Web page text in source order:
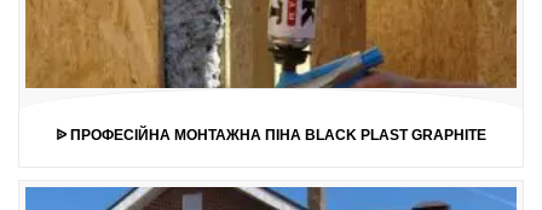
ᐉ ПРОФЕСІЙНА МОНТАЖНА ПІНА BLACK PLAST GRAPHITE